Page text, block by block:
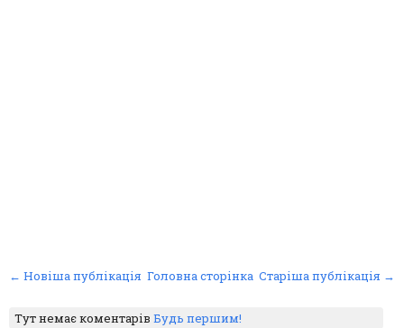
← Новіша публікація Старіша публікація →
Головна сторінка
Тут немає коментарівБудь першим!